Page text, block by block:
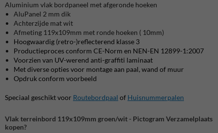
Aluminium vlak bordpaneel met afgeronde hoeken
AluPanel 2 mm dik
Achterzijde mat wit
Afmeting 119x109mm met ronde hoeken ( 10mm)
Hoogwaardig (retro-)reflecterend klasse 3
Productieproces conform CE-Norm en NEN-EN 12899-1:2007
Voorzien van UV-werend anti-graffiti laminaat
Met diverse opties voor montage aan paal, wand of muur
Opdruk conform voorbeeld
Speciaal geschikt voor Routebordpaal of Huisnummerpalen
Vlak terreinbord 119x109mm groen/wit - Pictogram Verzamelplaats
kopen?